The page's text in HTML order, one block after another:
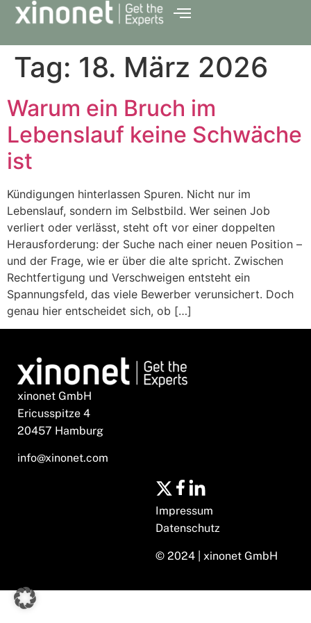
Tag: 18. März 2026
Warum ein Bruch im
Lebenslauf keine Schwäche
ist
Kündigungen hinterlassen Spuren. Nicht nur im
Lebenslauf, sondern im Selbstbild. Wer seinen Job
verliert oder verlässt, steht oft vor einer doppelten
Herausforderung: der Suche nach einer neuen Position –
und der Frage, wie er über die alte spricht. Zwischen
Rechtfertigung und Verschweigen entsteht ein
Spannungsfeld, das viele Bewerber verunsichert. Doch
genau hier entscheidet sich, ob […]
xinonet GmbH
Ericusspitze 4
20457 Hamburg
info@xinonet.com
Impressum
Datenschutz
© 2024 | xinonet GmbH